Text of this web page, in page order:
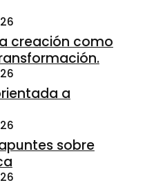
creación como
a
sobre